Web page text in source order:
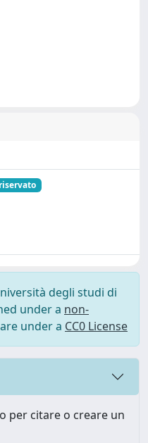
degli studi di
under a non-
under a CC0 License
per citare o creare un